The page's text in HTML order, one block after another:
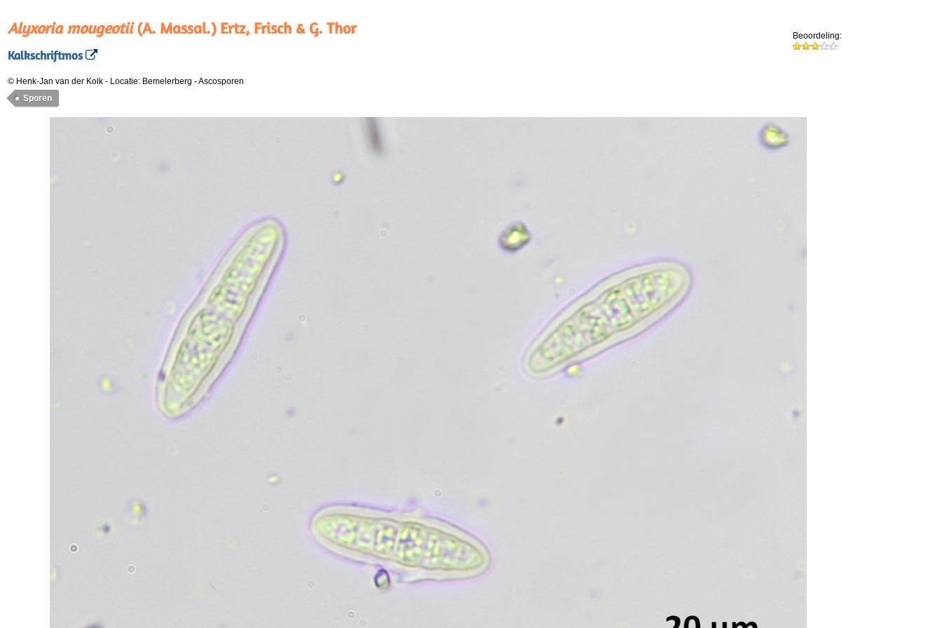
Alyxoria mougeotii(A. Massal.) Ertz, Frisch & G. Thor
Kalkschriftmos
Beoordeling:
© Henk-Jan van der Kolk - Locatie: Bemelerberg -Ascosporen
Sporen